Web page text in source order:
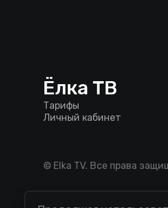
Ёлка ТВ
Тарифы
Личный кабинет
© Elka TV. Все права